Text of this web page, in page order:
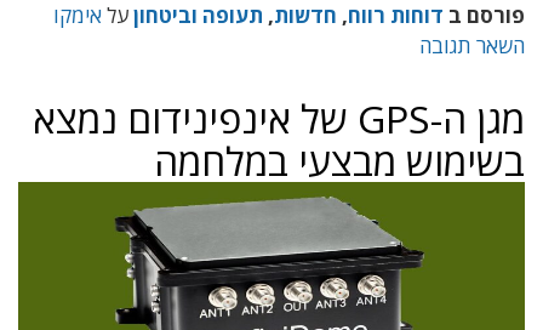
פורסם ב דוחות רווח, חדשות, תעופה וביטחוןעלאימקו
השאר תגובה
מגן ה-GPS של אינפינידום נמצא
בשימוש מבצעי במלחמה